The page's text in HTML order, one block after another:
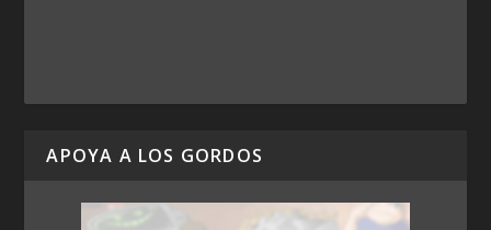
APOYA A LOS GORDOS